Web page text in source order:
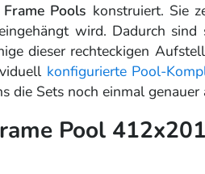
Frame Pools konstruiert. Sie
wird. Dadurch sind
dieser rechteckigen
konfigurierte Pool-
die Sets noch einmal genauer
Pool